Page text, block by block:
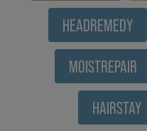
HEADREMEDY
MOISTREPAIR
HAIRSTAY